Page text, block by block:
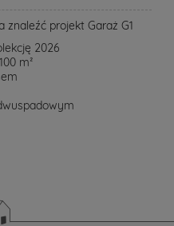
projekt Garaż G1
2026
m²